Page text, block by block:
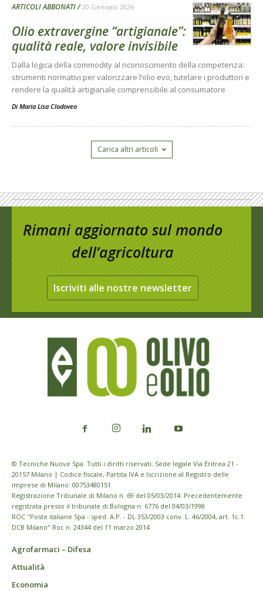
ARTICOLI ABBONATI 20 Gennaio 2026
Olio extravergine “artigianale”:
qualità reale, valore invisibile
Dalla logica della commodity al riconoscimento della competenza:
strumenti normativi per valorizzare l’olio evo, tutelare i produttori e
rendere la qualità artigianale comprensibile al consumatore
Di Maria Lisa Clodoveo
Carica altri articoli
Rimani aggiornato sul mondo
dell’agricoltura
Iscriviti alle nostre newsletter
© Tecniche Nuove Spa. Tutti i diritti riservati. Sede legale Via Eritrea 21 -
20157 Milano | Codice fiscale, Partita IVA e Iscrizione al Registro delle
imprese di Milano: 00753480151
Registrazione Tribunale di Milano n. 69 del 05/03/2014. Precedentemente
registrata presso il tribunale di Bologna n. 6776 del 04/03/1998
ROC "Poste italiane Spa - sped. A.P. - DL 353/2003 conv. L. 46/2004, art. 1c.1:
DCB Milano" Roc n. 24344 del 11 marzo 2014
Agrofarmaci – Difesa
Attualità
Economia